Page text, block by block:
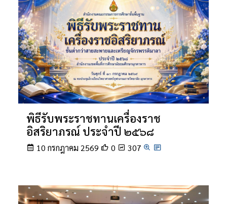
พิธีรับพระราชทานเครื่องราช
อิสริยาภรณ์ ประจำปี ๒๕๖๘
10 กรกฎาคม 2569 0 307